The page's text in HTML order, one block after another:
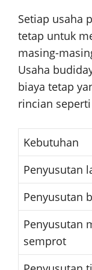
Setiap usaha
tetap untuk
masing-
Usaha
biaya tetap
rincian
Kebutuhan
Penyusutan
Penyusutan
Penyusutan
semprot